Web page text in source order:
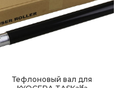
Тефлоновый вал для